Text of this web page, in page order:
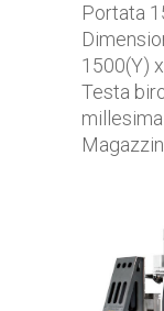
Portata
1500(Y)
Testa